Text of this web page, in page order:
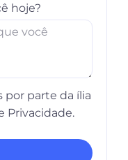
hoje?
por parte da ília
Privacidade.